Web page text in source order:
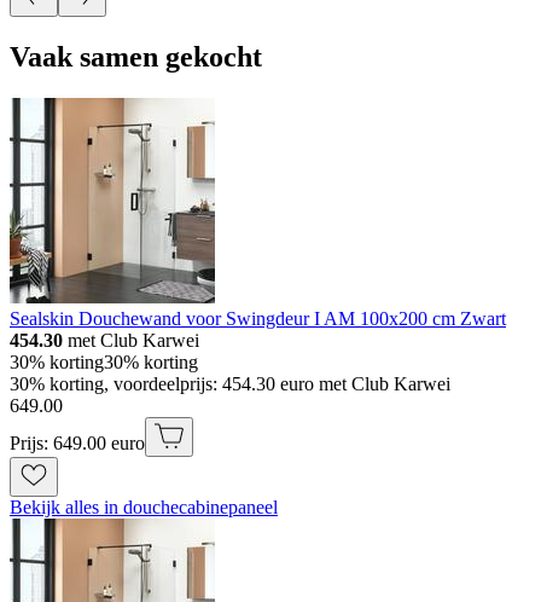
Vaak samen gekocht
Sealskin Douchewand voor Swingdeur I AM 100x200 cm Zwart
454.30 met Club Karwei
30% korting30% korting
30% korting, voordeelprijs: 454.30 euro met Club Karwei
649.00
Prijs: 649.00 euro
Bekijk alles in douchecabinepaneel